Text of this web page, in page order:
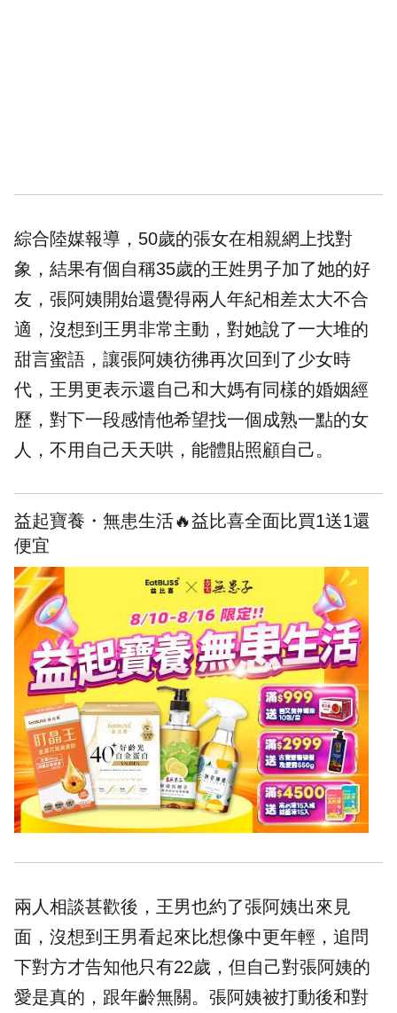
綜合陸媒報導，50歲的張女在相親網上找對
象，結果有個自稱35歲的王姓男子加了她的好
友，張阿姨開始還覺得兩人年紀相差太大不合
適，沒想到王男非常主動，對她說了一大堆的
甜言蜜語，讓張阿姨彷彿再次回到了少女時
代，王男更表示還自己和大媽有同樣的婚姻經
歷，對下一段感情他希望找一個成熟一點的女
人，不用自己天天哄，能體貼照顧自己。
益起寶養・無患生活🔥益比喜全面比買1送1還
便宜
兩人相談甚歡後，王男也約了張阿姨出來見
面，沒想到王男看起來比想像中更年輕，追問
下對方才告知他只有22歲，但自己對張阿姨的
愛是真的，跟年齡無關。張阿姨被打動後和對